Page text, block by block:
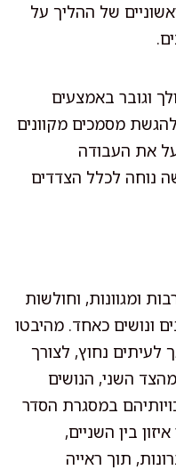
של ההליך על
וגובר באמצעים
מסמכים מקוונים
את העבודה
נוחה לכלל הצדדים
ומגוונות, וחולשות
ונושים כאחד. מהיבטו
לעיתים נחוץ, לצורך
השני, הנושים
במסגרת הסדר
בין השניים,
תוך ראייה